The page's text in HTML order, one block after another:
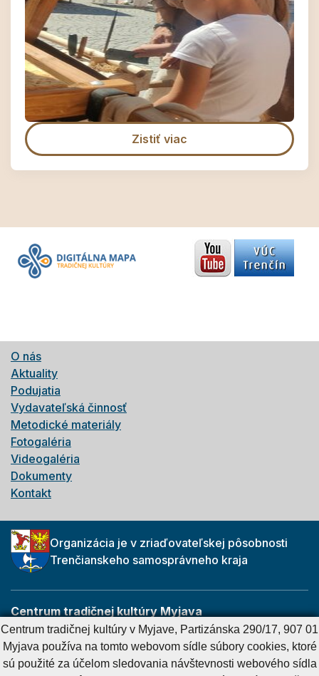
Zistiť viac
O nás
Aktuality
Podujatia
Vydavateľská činnosť
Metodické materiály
Fotogaléria
Videogaléria
Dokumenty
Kontakt
Organizácia je v zriaďovateľskej pôsobnosti
Trenčianskeho samosprávneho kraja
Centrum tradičnej kultúry Myjava
Partizánska 290/17
907 01 Myjava
Centrum tradičnej kultúry v Myjave, Partizánska 290/17, 907 01
Myjava používa na tomto webovom sídle súbory cookies, ktoré
sú použité za účelom sledovania návštevnosti webového sídla